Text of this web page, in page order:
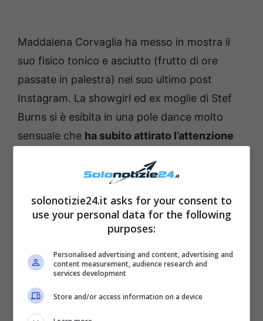
Maddalena Corvaglia ha messo in mostra il
suo fisico tonico e asciutto (frutto di ore
passate in palestra) nel suo ultimo post
Instagram. La showgirl ed ex moglie di Stef
Burns si è esibita in una pole dance molto
sensuale che ha subito attirato l’attenzione
solonotizie24.it asks for your consent to
use your personal data for the following
purposes:
Personalised advertising and content, advertising and
content measurement, audience research and
services development
Store and/or access information on a device